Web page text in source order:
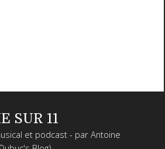
SUR 11
et podcast - par Antoine